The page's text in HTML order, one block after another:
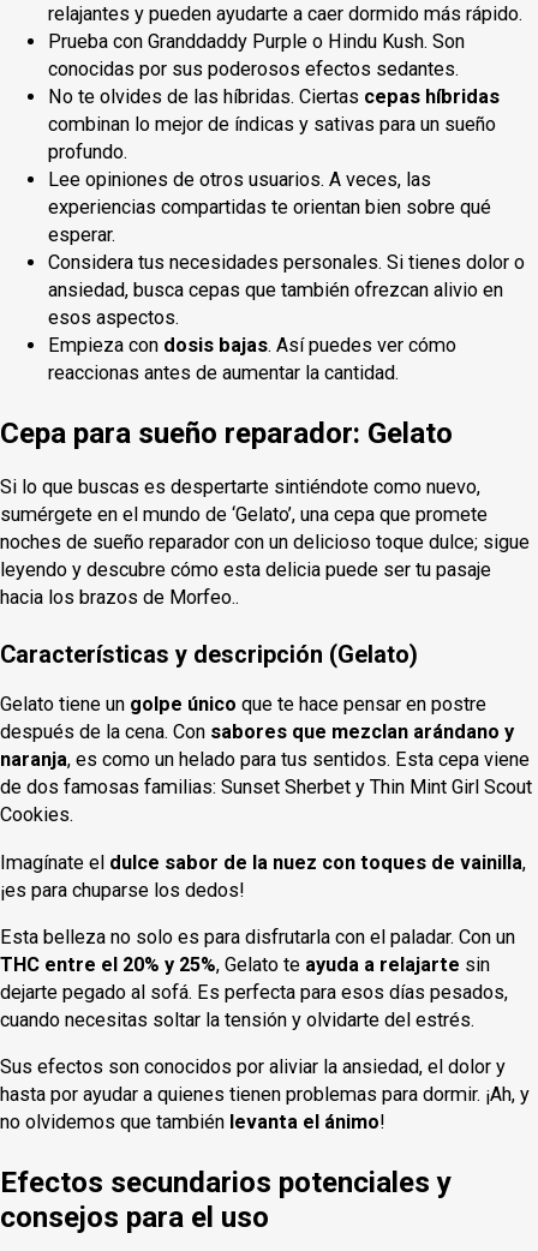
relajantes y pueden ayudarte a caer dormido más rápido.
Prueba con Granddaddy Purple o Hindu Kush. Son
conocidas por sus poderosos efectos sedantes.
No te olvides de las híbridas. Ciertas cepas híbridas
combinan lo mejor de índicas y sativas para un sueño
profundo.
Lee opiniones de otros usuarios. A veces, las
experiencias compartidas te orientan bien sobre qué
esperar.
Considera tus necesidades personales. Si tienes dolor o
ansiedad, busca cepas que también ofrezcan alivio en
esos aspectos.
Empieza con dosis bajas. Así puedes ver cómo
reaccionas antes de aumentar la cantidad.
Cepa para sueño reparador: Gelato
Si lo que buscas es despertarte sintiéndote como nuevo,
sumérgete en el mundo de ‘Gelato’, una cepa que promete
noches de sueño reparador con un delicioso toque dulce; sigue
leyendo y descubre cómo esta delicia puede ser tu pasaje
hacia los brazos de Morfeo..
Características y descripción (Gelato)
Gelato tiene un golpe único que te hace pensar en postre
después de la cena. Con sabores que mezclan arándano y
naranja, es como un helado para tus sentidos. Esta cepa viene
de dos famosas familias: Sunset Sherbet y Thin Mint Girl Scout
Cookies.
Imagínate el dulce sabor de la nuez con toques de vainilla,
¡es para chuparse los dedos!
Esta belleza no solo es para disfrutarla con el paladar. Con un
THC entre el 20% y 25%, Gelato te ayuda a relajarte sin
dejarte pegado al sofá. Es perfecta para esos días pesados,
cuando necesitas soltar la tensión y olvidarte del estrés.
Sus efectos son conocidos por aliviar la ansiedad, el dolor y
hasta por ayudar a quienes tienen problemas para dormir. ¡Ah, y
no olvidemos que también levanta el ánimo!
Efectos secundarios potenciales y
consejos para el uso